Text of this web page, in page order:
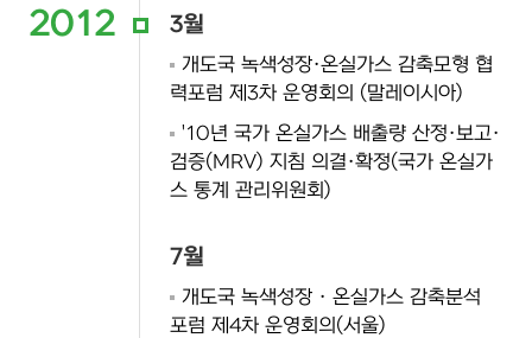
2012 3월
개도국 녹색성장·온실가스 감축모형 협
력포럼 제3차 운영회의 (말레이시아)
'10년 국가 온실가스 배출량 산정·보고·
검증(MRV) 지침 의결·확정(국가 온실가
스 통계 관리위원회)
7월
개도국 녹색성장 · 온실가스 감축분석
포럼 제4차 운영회의(서울)